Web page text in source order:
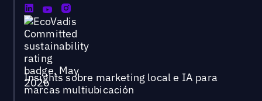
Insights sobre marketing local e IA para
marcas multiubicación